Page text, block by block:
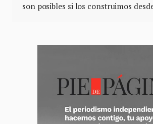
son posibles si los construimos